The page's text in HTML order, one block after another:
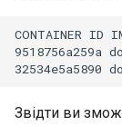
CONTAINER ID
9518756a259a
32534e5a5890
Звідти ви